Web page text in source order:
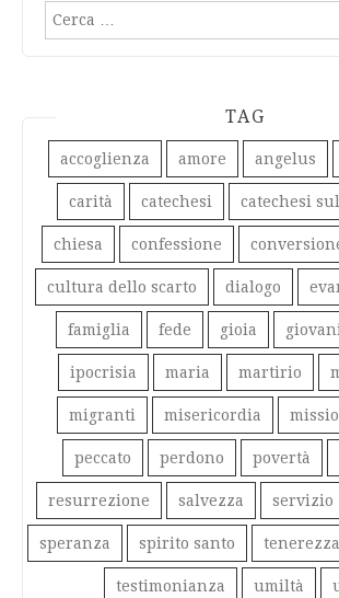
Ricerca
per:
TAG
accoglienza amore angelus
carità catechesi catechesi
chiesa confessione
cultura dello scarto dialogo
famiglia fede gioia
ipocrisia maria martirio
migranti misericordia
peccato perdono povertà
resurrezione salvezza servizio
speranza spirito santo tenerezza
testimonianza umiltà